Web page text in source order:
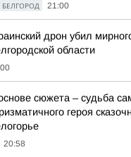
БЕЛГОРОД 21:00
дрон убил
области
сюжета – судьба
героя
20:58